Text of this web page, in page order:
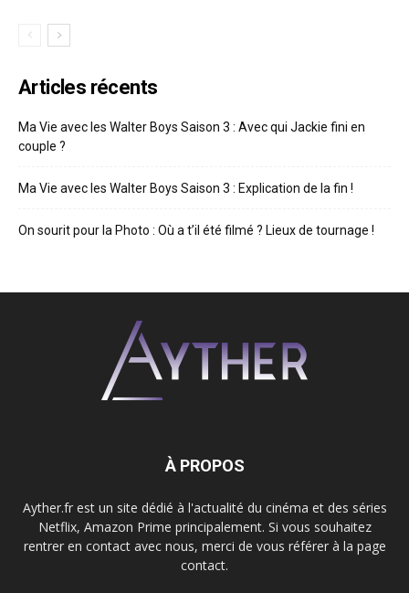
Articles récents
Ma Vie avec les Walter Boys Saison 3 : Avec qui Jackie fini en
couple ?
Ma Vie avec les Walter Boys Saison 3 : Explication de la fin !
On sourit pour la Photo : Où a t’il été filmé ? Lieux de tournage !
À PROPOS
Ayther.fr est un site dédié à l'actualité du cinéma et des séries
Netflix, Amazon Prime principalement. Si vous souhaitez
rentrer en contact avec nous, merci de vous référer à la page
contact.